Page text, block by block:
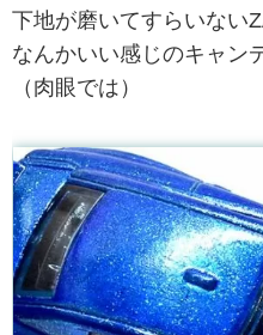
下地が磨いてすらいない
なんかいい感じのキャン
（肉眼では）